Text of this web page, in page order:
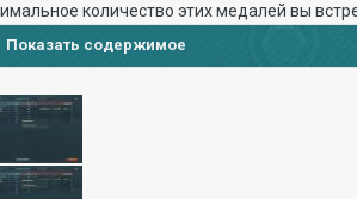
количество этих медалей вы
Показать содержимое